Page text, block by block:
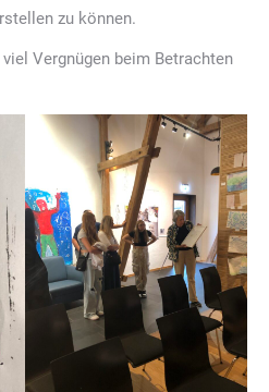
zu können.
Vergnügen beim Betrachten